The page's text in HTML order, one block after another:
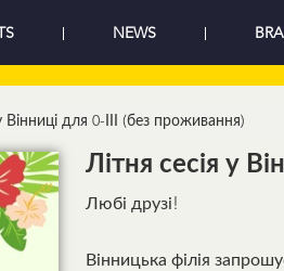
NEWS
Вінниці для 0-ІІІ (без проживання)
Літня сесія у
Любі друзі!
Вінницька філія